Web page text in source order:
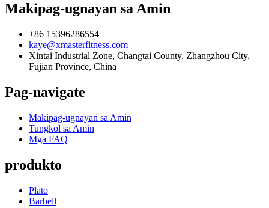
Makipag-ugnayan sa Amin
+86 15396286554
kaye@xmasterfitness.com
Xintai Industrial Zone, Changtai County, Zhangzhou City,
Fujian Province, China
Pag-navigate
Makipag-ugnayan sa Amin
Tungkol sa Amin
Mga FAQ
produkto
Plato
Barbell